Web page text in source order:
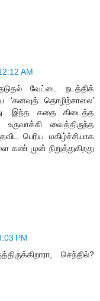
AM
வேட்டை நடத்திக்
‘கனவுத் தொழிற்சாலை’
இந்த கதை கிடைத்த
வைத்திருந்த
பெரிய மகிழ்ச்சியாக
கண் முன் நிறுத்துகிறது
PM
செந்தில்?